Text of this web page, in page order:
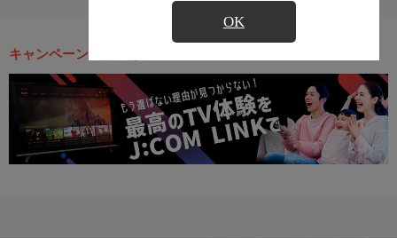
OK
キャンペーン・お得な情報